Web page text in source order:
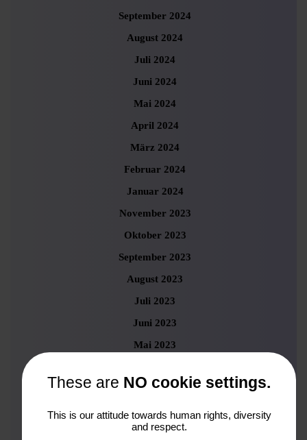
September 2024
August 2024
Juli 2024
Juni 2024
Mai 2024
April 2024
März 2024
Februar 2024
Januar 2024
November 2023
Oktober 2023
September 2023
August 2023
Juli 2023
Juni 2023
Mai 2023
März 2023
Februar 2023
Januar 2023
These are NO cookie settings.
This is our attitude towards human rights, diversity
and respect.